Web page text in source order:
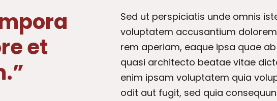
et
Sed ut perspiciatis unde omnis
voluptatem accusantium
rem aperiam, eaque ipsa quae
quasi architecto beatae vitae
enim ipsam voluptatem quia
odit aut fugit, sed quia